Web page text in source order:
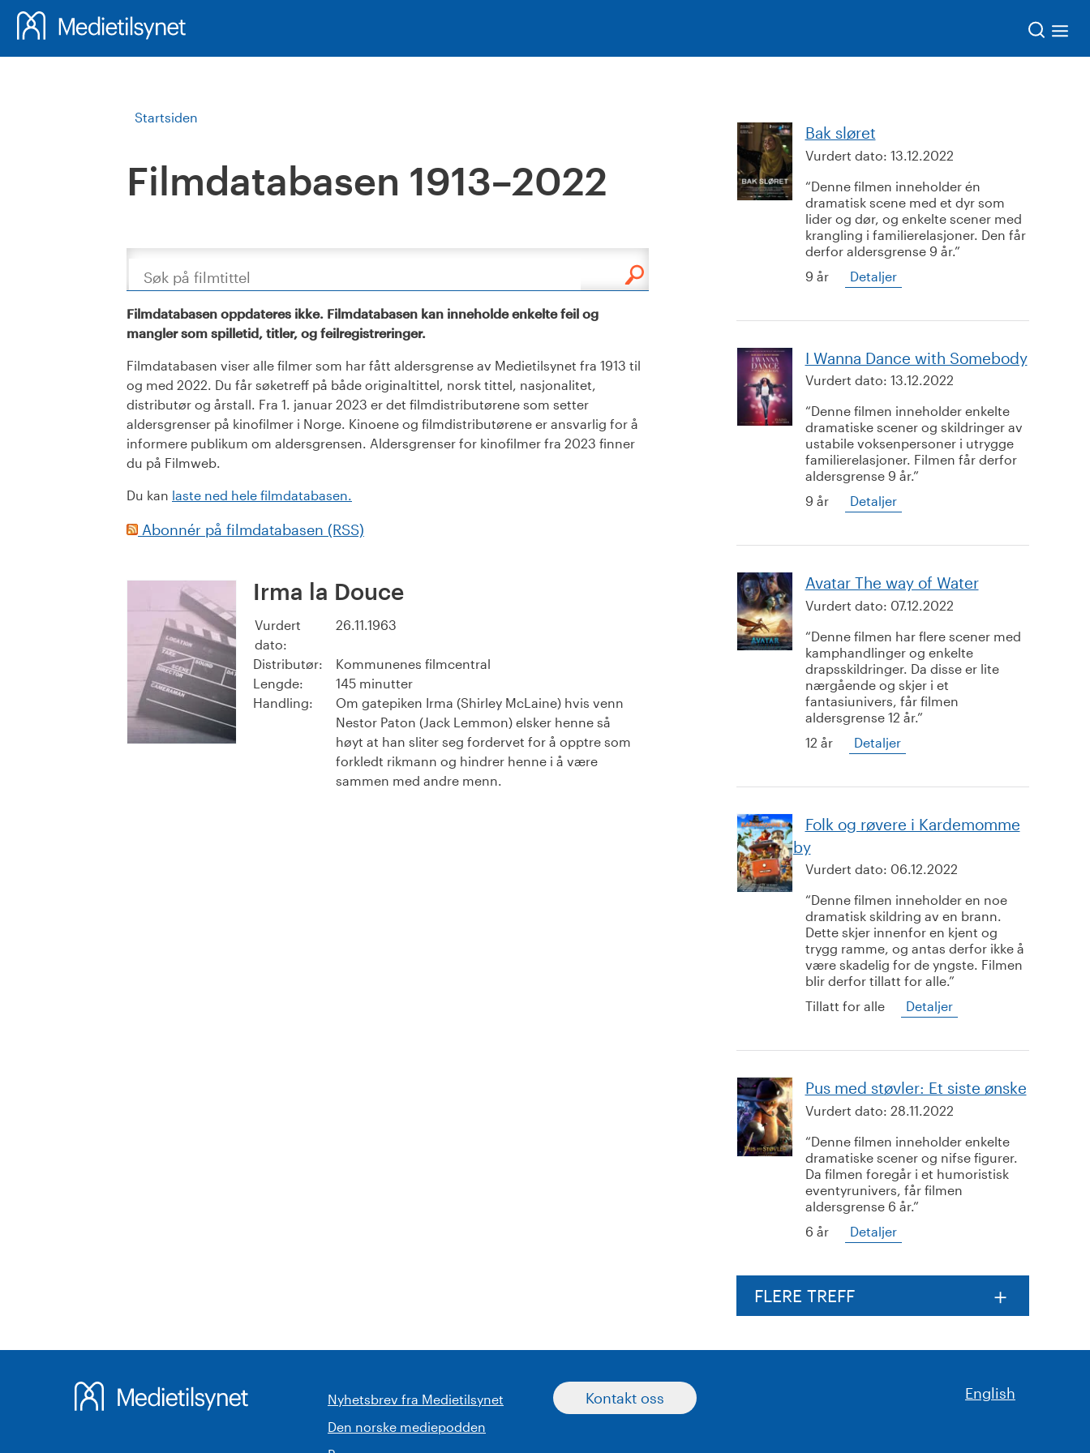
Startsiden
Filmdatabasen 1913–2022
Søk
Filmdatabasen oppdateres ikke. Filmdatabasen kan inneholde enkelte feil og
mangler som spilletid, titler, og feilregistreringer.
Filmdatabasen viser alle filmer som har fått aldersgrense av Medietilsynet fra 1913 til
og med 2022. Du får søketreff på både originaltittel, norsk tittel, nasjonalitet,
distributør og årstall. Fra 1. januar 2023 er det filmdistributørene som setter
aldersgrenser på kinofilmer i Norge. Kinoene og filmdistributørene er ansvarlig for å
informere publikum om aldersgrensen. Aldersgrenser for kinofilmer fra 2023 finner
du på Filmweb.
Du kan laste ned hele filmdatabasen.
Abonnér på filmdatabasen (RSS)
Irma la Douce
Vurdert
dato:
26.11.1963
Distributør:
Kommunenes filmcentral
Lengde:
145 minutter
Handling:
Om gatepiken Irma (Shirley McLaine) hvis venn
Nestor Paton (Jack Lemmon) elsker henne så
høyt at han sliter seg fordervet for å opptre som
forkledt rikmann og hindrer henne i å være
sammen med andre menn.
Bak sløret
Vurdert dato: 13.12.2022
Denne filmen inneholder én
dramatisk scene med et dyr som
lider og dør, og enkelte scener med
krangling i familierelasjoner. Den får
derfor aldersgrense 9 år.
9 år
Detaljer
I Wanna Dance with Somebody
Vurdert dato: 13.12.2022
Denne filmen inneholder enkelte
dramatiske scener og skildringer av
ustabile voksenpersoner i utrygge
familierelasjoner. Filmen får derfor
aldersgrense 9 år.
9 år
Detaljer
Avatar The way of Water
Vurdert dato: 07.12.2022
Denne filmen har flere scener med
kamphandlinger og enkelte
drapsskildringer. Da disse er lite
nærgående og skjer i et
fantasiunivers, får filmen
aldersgrense 12 år.
12 år
Detaljer
Folk og røvere i Kardemomme
by
Vurdert dato: 06.12.2022
Denne filmen inneholder en noe
dramatisk skildring av en brann.
Dette skjer innenfor en kjent og
trygg ramme, og antas derfor ikke å
være skadelig for de yngste. Filmen
blir derfor tillatt for alle.
Tillatt for alle
Detaljer
Pus med støvler: Et siste ønske
Vurdert dato: 28.11.2022
Denne filmen inneholder enkelte
dramatiske scener og nifse figurer.
Da filmen foregår i et humoristisk
eventyrunivers, får filmen
aldersgrense 6 år.
6 år
Detaljer
FLERE TREFF
Nyhetsbrev fra Medietilsynet
Den norske mediepodden
Kontakt oss English